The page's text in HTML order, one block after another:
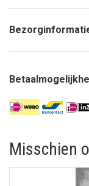
Misschien